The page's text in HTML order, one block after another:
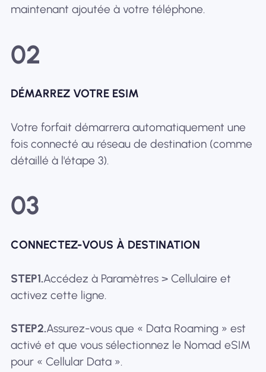
maintenant ajoutée à votre téléphone.
02
DÉMARREZ VOTRE ESIM
Votre forfait démarrera automatiquement une
fois connecté au réseau de destination (comme
détaillé à l'étape 3).
03
CONNECTEZ-VOUS À DESTINATION
STEP1.Accédez à Paramètres > Cellulaire et
activez cette ligne.
STEP2.Assurez-vous que « Data Roaming » est
activé et que vous sélectionnez le Nomad eSIM
pour « Cellular Data ».